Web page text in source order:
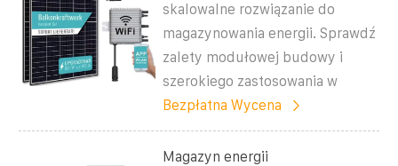
skalowalne rozwiązanie do
magazynowania energii. Sprawdź
zalety modułowej budowy i
szerokiego zastosowania w
Bezpłatna Wycena
Magazyn energii